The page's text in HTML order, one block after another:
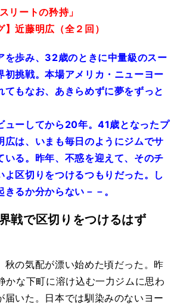
リートの矜持」
近藤明広（全２回）
を歩み、32歳のときに中量級のスー
初挑戦。本場アメリカ・ニューヨー
てもなお、あきらめずに夢をずっと
ューしてから20年。41歳となったプ
広は、いまも毎日のようにジムでサ
いる。昨年、不惑を迎えて、そのチ
よ区切りをつけるつもりだった。し
るか分からない－－。
戦で区切りをつけるはず
の気配が漂い始めた頃だった。昨
かな下町に溶け込む一力ジムに思わ
届いた。日本では馴染みのないヨー